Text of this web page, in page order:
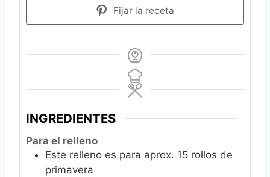
Fijar la receta
INGREDIENTES
Para el relleno
Este relleno es para aprox. 15 rollos de
primavera